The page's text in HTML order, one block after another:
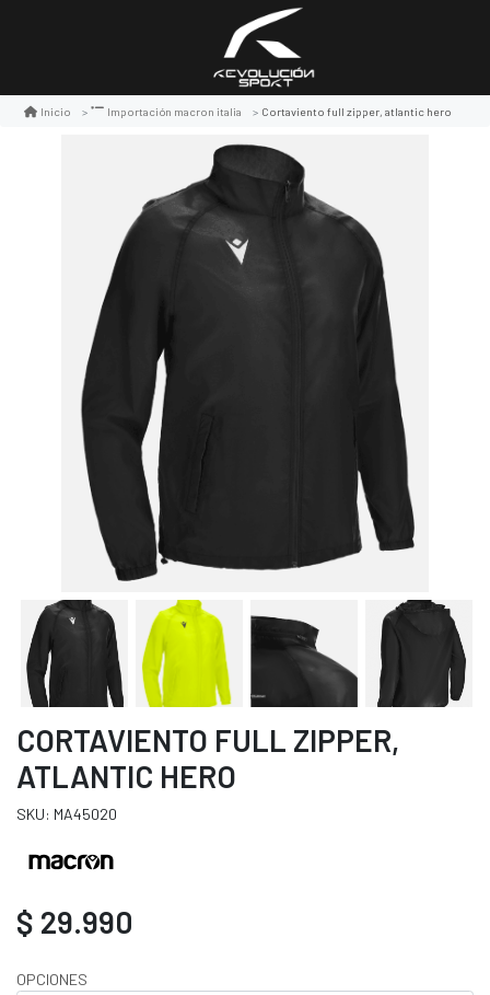
Inicio Importación macron italia Cortaviento full zipper, atlantic hero
CORTAVIENTO FULL ZIPPER,
ATLANTIC HERO
SKU: MA45020
$ 29.990
OPCIONES